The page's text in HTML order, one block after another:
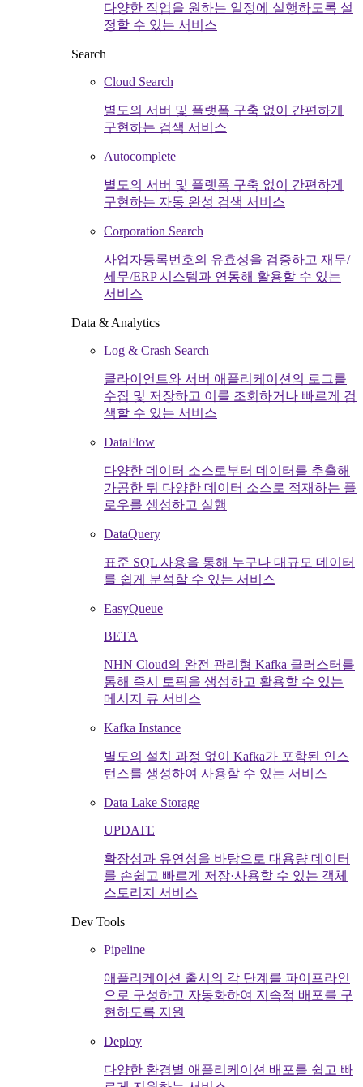
다양한 작업을 원하는 일정에 실행하도록 설
정할 수 있는 서비스
Search
Cloud Search
별도의 서버 및 플랫폼 구축 없이 간편하게
구현하는 검색 서비스
Autocomplete
별도의 서버 및 플랫폼 구축 없이 간편하게
구현하는 자동 완성 검색 서비스
Corporation Search
사업자등록번호의 유효성을 검증하고 재무/
세무/ERP 시스템과 연동해 활용할 수 있는
서비스
Data & Analytics
Log & Crash Search
클라이언트와 서버 애플리케이션의 로그를
수집 및 저장하고 이를 조회하거나 빠르게 검
색할 수 있는 서비스
DataFlow
다양한 데이터 소스로부터 데이터를 추출해
가공한 뒤 다양한 데이터 소스로 적재하는 플
로우를 생성하고 실행
DataQuery
표준 SQL 사용을 통해 누구나 대규모 데이터
를 쉽게 분석할 수 있는 서비스
EasyQueue
BETA
NHN Cloud의 완전 관리형 Kafka 클러스터를
통해 즉시 토픽을 생성하고 활용할 수 있는
메시지 큐 서비스
Kafka Instance
별도의 설치 과정 없이 Kafka가 포함된 인스
턴스를 생성하여 사용할 수 있는 서비스
Data Lake Storage
UPDATE
확장성과 유연성을 바탕으로 대용량 데이터
를 손쉽고 빠르게 저장·사용할 수 있는 객체
스토리지 서비스
Dev Tools
Pipeline
애플리케이션 출시의 각 단계를 파이프라인
으로 구성하고 자동화하여 지속적 배포를 구
현하도록 지원
Deploy
다양한 환경별 애플리케이션 배포를 쉽고 빠